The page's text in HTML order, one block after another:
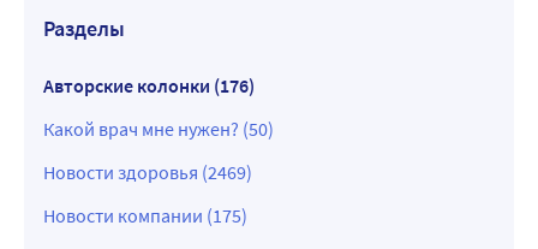
Разделы
Авторские колонки (176)
Какой врач мне нужен? (50)
Новости здоровья (2469)
Новости компании (175)